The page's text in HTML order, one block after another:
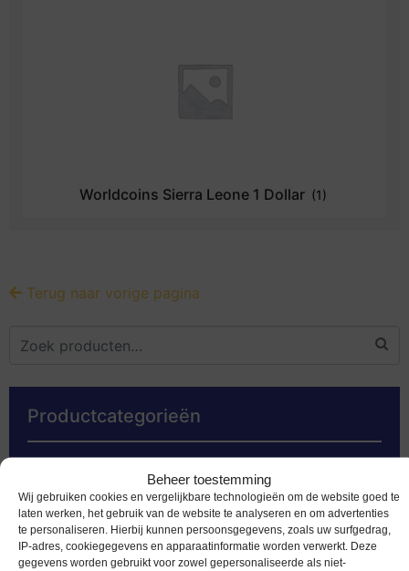
Beheer toestemming
Wij gebruiken cookies en vergelijkbare technologieën om de website goed te
laten werken, het gebruik van de website te analyseren en om advertenties
te personaliseren. Hierbij kunnen persoonsgegevens, zoals uw surfgedrag,
IP-adres, cookiegegevens en apparaatinformatie worden verwerkt. Deze
gegevens worden gebruikt voor zowel gepersonaliseerde als niet-
Worldcoins Sierra Leone 1 Dollar (1)
Terug naar vorige pagina
Productcategorieën
Speciale 2 euromunten
Bankbiljetten
Worldcoins